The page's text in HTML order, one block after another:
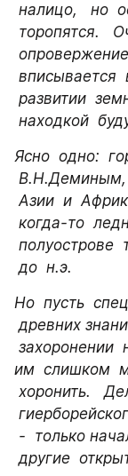
налицо,   но
торопятся.
опровержение
вписывается
развитии
находкой
Ясно  одно:
В.Н.Деминым,
Азии  и
когда-то
полуострове
до  н.э.
Но  пусть
древних
захоронении
им  слишком
хоронить.
-  только
другие